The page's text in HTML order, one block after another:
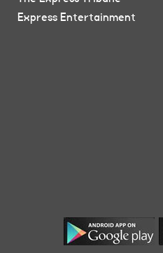
Express Entertainment